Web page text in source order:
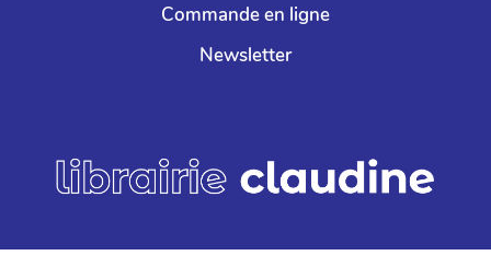
Commande en ligne
Newsletter